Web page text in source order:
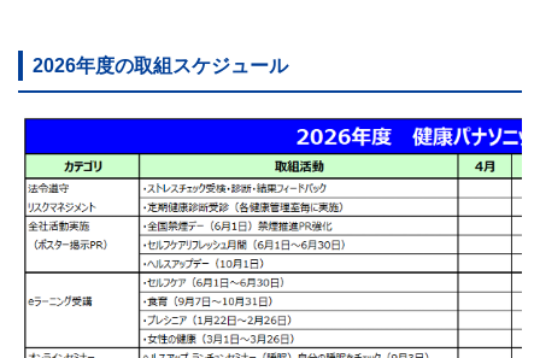
2026年度の取組スケジュール